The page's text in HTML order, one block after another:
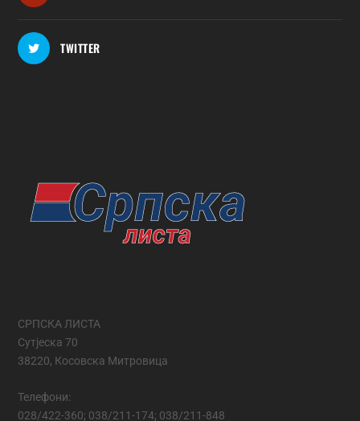
TWITTER
СРПСКА ЛИСТА
Сутјеска 70
38220, Косовска Митровица
Телефони:
028/422-360; 038/211-174; 038/211-848